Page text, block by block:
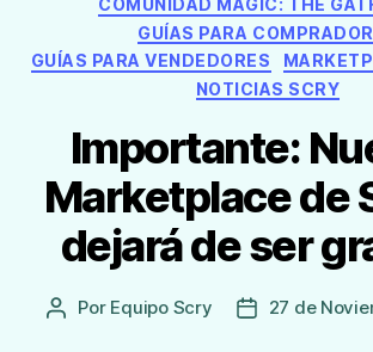
COMUNIDAD MAGIC: THE
GUÍAS PARA
GUÍAS PARA VENDEDORES
NOTICIAS SCRY
Importante:
Marketplace de
dejará de ser
Autor
Por Equipo Scry
Fecha27 de